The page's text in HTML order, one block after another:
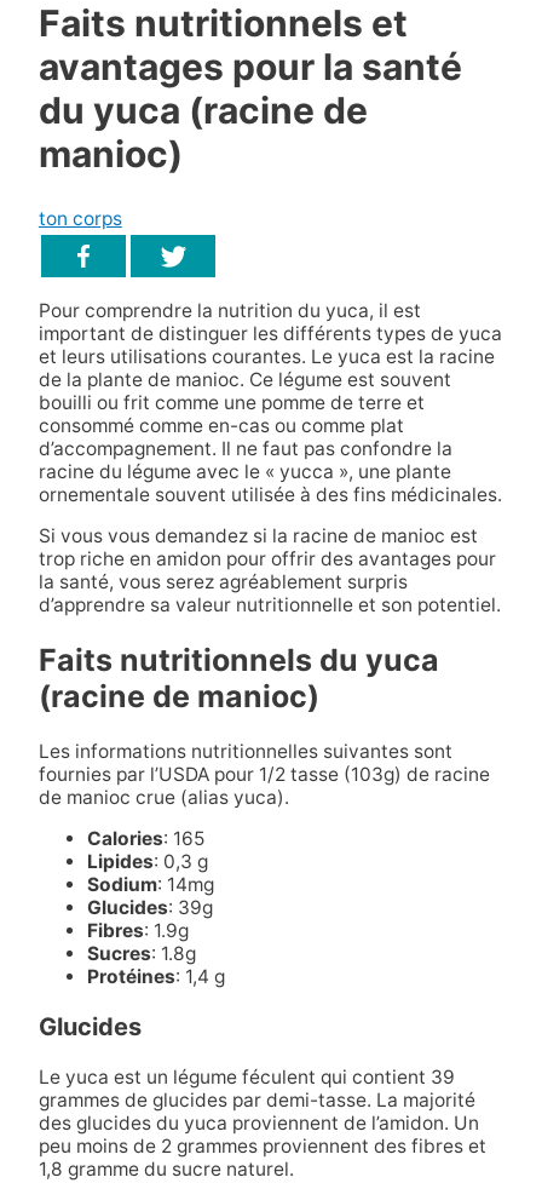
Faits nutritionnels et
avantages pour la santé
du yuca (racine de
manioc)
ton corps
Pour comprendre la nutrition du yuca, il est
important de distinguer les différents types de yuca
et leurs utilisations courantes. Le yuca est la racine
de la plante de manioc. Ce légume est souvent
bouilli ou frit comme une pomme de terre et
consommé comme en-cas ou comme plat
d’accompagnement. Il ne faut pas confondre la
racine du légume avec le « yucca », une plante
ornementale souvent utilisée à des fins médicinales.
Si vous vous demandez si la racine de manioc est
trop riche en amidon pour offrir des avantages pour
la santé, vous serez agréablement surpris
d’apprendre sa valeur nutritionnelle et son potentiel.
Faits nutritionnels du yuca
(racine de manioc)
Les informations nutritionnelles suivantes sont
fournies par l’USDA pour 1/2 tasse (103g) de racine
de manioc crue (alias yuca).
Calories: 165
Lipides: 0,3 g
Sodium: 14mg
Glucides: 39g
Fibres: 1.9g
Sucres: 1.8g
Protéines: 1,4 g
Glucides
Le yuca est un légume féculent qui contient 39
grammes de glucides par demi-tasse. La majorité
des glucides du yuca proviennent de l’amidon. Un
peu moins de 2 grammes proviennent des fibres et
1,8 gramme du sucre naturel.